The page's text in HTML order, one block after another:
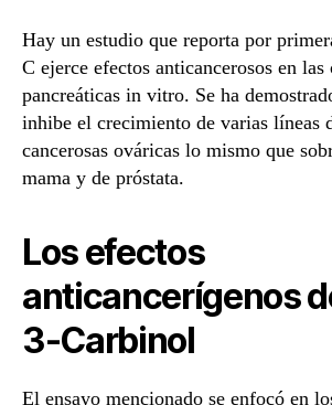
Hay un estudio que reporta por
C ejerce efectos anticancerosos en
pancreáticas in vitro. Se ha
inhibe el crecimiento de varias líneas
cancerosas ováricas lo mismo que
mama y de próstata.
Los efectos
anticancerígenos
3-Carbinol
El ensayo mencionado se enfocó en